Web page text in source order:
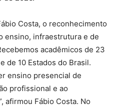
Costa, o reconhecimento
ensino, infraestrutura e de
acadêmicos de 23
de 10 Estados do Brasil.
ensino presencial de
profissional e ao
afirmou Fábio Costa. No